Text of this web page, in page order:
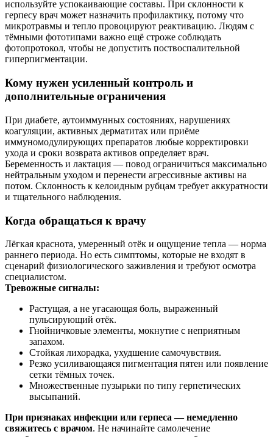
используйте успокаивающие составы. При склонности к
герпесу врач может назначить профилактику, потому что
микротравмы и тепло провоцируют реактивацию. Людям с
тёмными фототипами важно ещё строже соблюдать
фотопротокол, чтобы не допустить поствоспалительной
гиперпигментации.
Кому нужен усиленный контроль и
дополнительные ограничения
При диабете, аутоиммунных состояниях, нарушениях
коагуляции, активных дерматитах или приёме
иммуномодулирующих препаратов любые корректировки
ухода и сроки возврата активов определяет врач.
Беременность и лактация — повод ограничиться максимально
нейтральным уходом и перенести агрессивные активы на
потом. Склонность к келоидным рубцам требует аккуратности
и тщательного наблюдения.
Когда обращаться к врачу
Лёгкая краснота, умеренный отёк и ощущение тепла — норма
раннего периода. Но есть симптомы, которые не входят в
сценарий физиологического заживления и требуют осмотра
специалистом.
Тревожные сигналы:
Растущая, а не угасающая боль, выраженный
пульсирующий отёк.
Гнойничковые элементы, мокнутие с неприятным
запахом.
Стойкая лихорадка, ухудшение самочувствия.
Резко усиливающаяся пигментация пятен или появление
сетки тёмных точек.
Множественные пузырьки по типу герпетических
высыпаний.
При признаках инфекции или герпеса — немедленно
свяжитесь с врачом. Не начинайте самолечение